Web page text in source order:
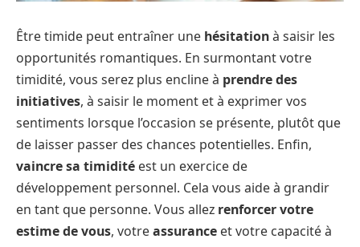
Être timide peut entraîner une hésitationà saisir les
opportunités romantiques. En surmontant votre
timidité, vous serez plus encline à prendre des
initiatives, à saisir le moment et à exprimer vos
sentiments lorsque l’occasion se présente, plutôt que
de laisser passer des chances potentielles. Enfin,
vaincre sa timidité est un exercice de
développement personnel. Cela vous aide à grandir
en tant que personne. Vous allez renforcer votre
estime de vous, votreassurance et votre capacité à